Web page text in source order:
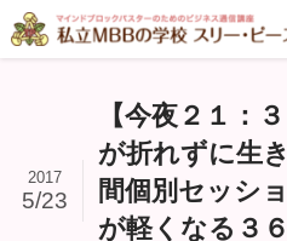
【今夜２１：
が折れずに生
間個別セッシ
が軽くなる３
2017
5/23